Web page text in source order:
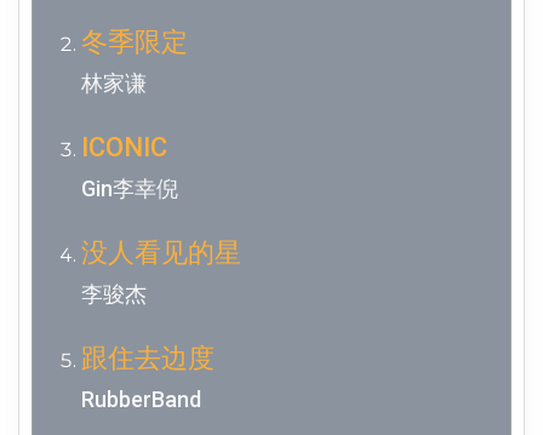
冬季限定
林家谦
ICONIC
Gin李幸倪
没人看见的星
李骏杰
跟住去边度
RubberBand